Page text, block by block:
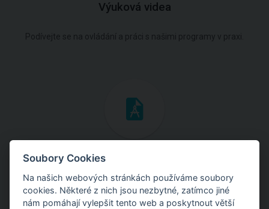
Výuková videa
Podívejte se na ovládání a práci s našimi programy v praxi.
Inženýrské manuály
Stáhněte si manuály s teoretickými i praktickými ukázkami
použití programů.
Soubory Cookies
Na našich webových stránkách používáme soubory
cookies. Některé z nich jsou nezbytné, zatímco jiné
nám pomáhají vylepšit tento web a poskytnout větší